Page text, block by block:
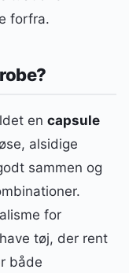
forfra.
en capsule
alsidige
sammen og
for
tøj, der rent
både